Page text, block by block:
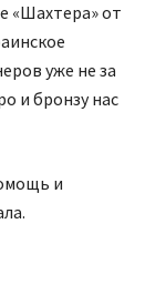
«Шахтера» от
уже не за
и бронзу нас
и